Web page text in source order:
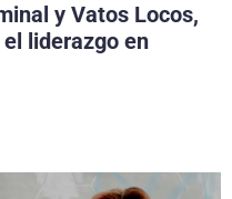
y Vatos Locos,
liderazgo en